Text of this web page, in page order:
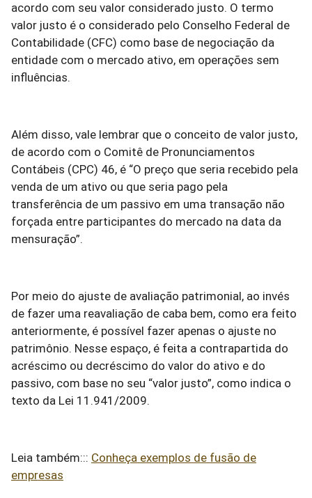
acordo com seu valor considerado justo. O termo
valor justo é o considerado pelo Conselho Federal de
Contabilidade (CFC) como base de negociação da
entidade com o mercado ativo, em operações sem
influências.
Além disso, vale lembrar que o conceito de valor justo,
de acordo com o Comitê de Pronunciamentos
Contábeis (CPC) 46, é “O preço que seria recebido pela
venda de um ativo ou que seria pago pela
transferência de um passivo em uma transação não
forçada entre participantes do mercado na data da
mensuração”.
Por meio do ajuste de avaliação patrimonial, ao invés
de fazer uma reavaliação de caba bem, como era feito
anteriormente, é possível fazer apenas o ajuste no
patrimônio. Nesse espaço, é feita a contrapartida do
acréscimo ou decréscimo do valor do ativo e do
passivo, com base no seu “valor justo”, como indica o
texto da Lei 11.941/2009.
Leia também::: Conheça exemplos de fusão de
empresas